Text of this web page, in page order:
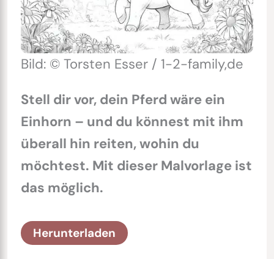
Bild: © Torsten Esser / 1-2-family,de
Stell dir vor, dein Pferd wäre ein
Einhorn – und du könnest mit ihm
überall hin reiten, wohin du
möchtest. Mit dieser Malvorlage ist
das möglich.
Herunterladen